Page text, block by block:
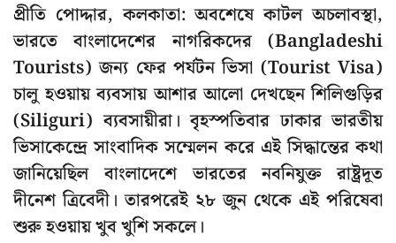
প্রীতি পোদ্দার, কলকাতা: অবশেষে কাটল অচলাবস্থা,
ভারতে বাংলাদেশের নাগরিকদের (Bangladeshi
Tourists) জন্য ফের পর্যটন ভিসা (Tourist Visa)
চালু হওয়ায় ব্যবসায় আশার আলো দেখছেন শিলিগুড়ির
(Siliguri) ব্যবসায়ীরা। বৃহস্পতিবার ঢাকার ভারতীয়
ভিসাকেন্দ্রে সাংবাদিক সম্মেলন করে এই সিদ্ধান্তের কথা
জানিয়েছিল বাংলাদেশে ভারতের নবনিযুক্ত রাষ্ট্রদূত
দীনেশ ত্রিবেদী। তারপরেই ২৮ জুন থেকে এই পরিষেবা
শুরু হওয়ায় খুব খুশি সকলে।